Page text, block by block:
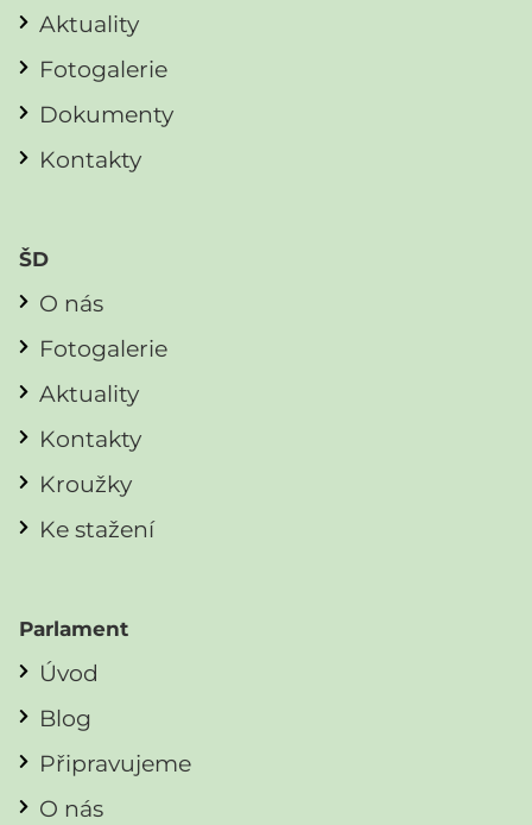
Aktuality
Fotogalerie
Dokumenty
Kontakty
ŠD
O nás
Fotogalerie
Aktuality
Kontakty
Kroužky
Ke stažení
Parlament
Úvod
Blog
Připravujeme
O nás